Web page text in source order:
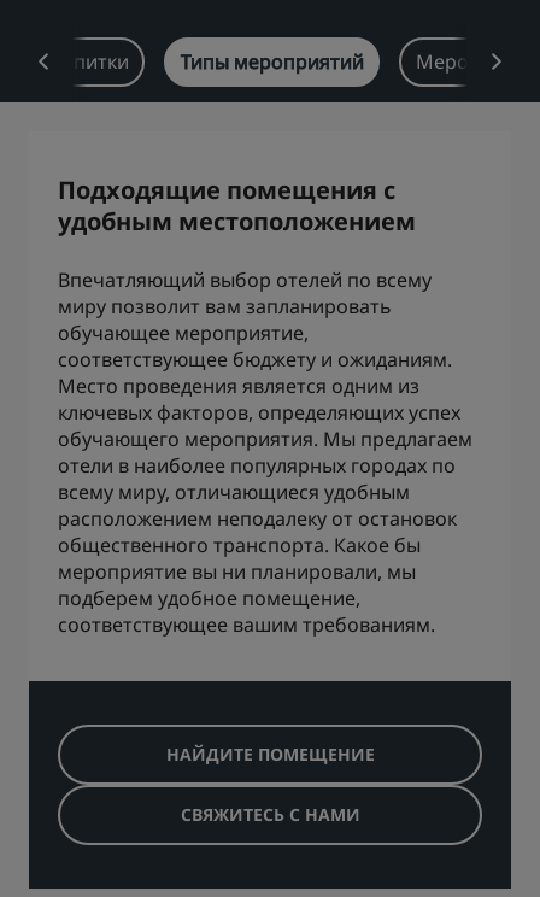
Park Plaza Park Inn by Radisson
Jin Jiang
Kunlun Golden Tulip
Отели в центре города
и напитки Типы мероприятий
Подходящие помещения с
удобным местоположением
Впечатляющий выбор отелей по всему
миру позволит вам запланировать
обучающее мероприятие,
соответствующее бюджету и ожиданиям.
Место проведения является одним из
ключевых факторов, определяющих успех
обучающего мероприятия. Мы предлагаем
отели в наиболее популярных городах по
всему миру, отличающиеся удобным
расположением неподалеку от остановок
общественного транспорта. Какое бы
мероприятие вы ни планировали, мы
подберем удобное помещение,
соответствующее вашим требованиям.
НАЙДИТЕ ПОМЕЩЕНИЕ
СВЯЖИТЕСЬ С НАМИ